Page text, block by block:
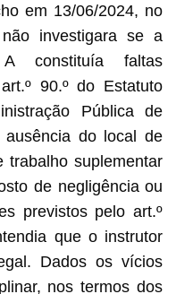
em 13/06/2024, no
investigara se a
constituía faltas
90.º do Estatuto
Pública de
do local de
trabalho suplementar
de negligência ou
previstos pelo art.º
que o instrutor
Dados os vícios
nos termos dos